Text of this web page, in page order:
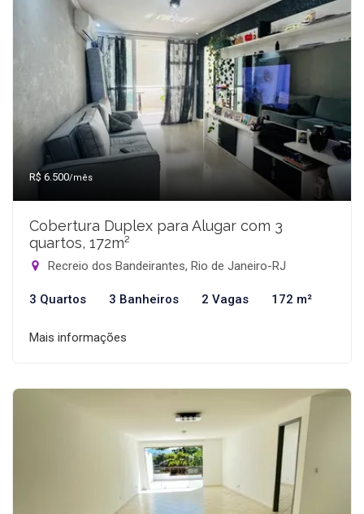
R$ 6.500/mês
Cobertura Duplex para Alugar com 3
quartos, 172m²
Recreio dos Bandeirantes, Rio de Janeiro-RJ
3 Quartos 3 Banheiros 2 Vagas 172 m²
Mais informações